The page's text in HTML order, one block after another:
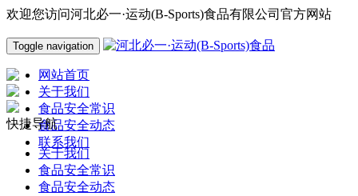
欢迎您访问河北必一·运动(B-Sports)食品有限公司官方网站
Toggle navigation
网站首页
关于我们
食品安全常识
食品安全动态
联系我们
快捷导航
关于我们
食品安全常识
食品安全动态